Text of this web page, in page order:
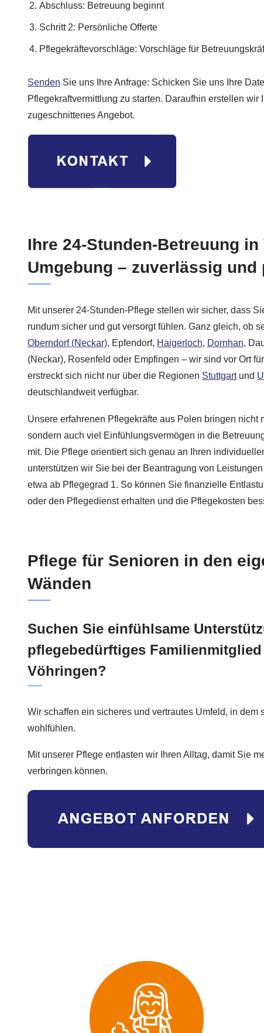
Abschluss: Betreuung beginnt
Schritt 2: Persönliche Offerte
Pflegekräftevorschläge: Vorschläge für
Senden Sie uns Ihre Anfrage: Schicken Sie uns Ihre
Pflegekraftvermittlung zu starten. Daraufhin erstellen wir
zugeschnittenes Angebot.
Ihre 24-Stunden-Betreuung
Umgebung – zuverlässig und
Mit unserer 24-Stunden-Pflege stellen wir sicher, dass
rundum sicher und gut versorgt fühlen. Ganz gleich, ob
Oberndorf (Neckar), Epfendorf, Haigerloch, Dornhan,
(Neckar), Rosenfeld oder Empfingen – wir sind vor Ort
erstreckt sich nicht nur über die Regionen Stuttgartund
deutschlandweit verfügbar.
Unsere erfahrenen Pflegekräfte aus Polen bringen nicht
sondern auch viel Einfühlungsvermögen in die
mit. Die Pflege orientiert sich genau an Ihren
unterstützen wir Sie bei der Beantragung von
etwa ab Pflegegrad 1. So können Sie finanzielle
oder den Pflegedienst erhalten und die Pflegekosten
Pflege für Senioren in den
Wänden
Suchen Sie einfühlsame
pflegebedürftiges Familienmitglied
Vöhringen?
Wir schaffen ein sicheres und vertrautes Umfeld, in dem
wohlfühlen.
Mit unserer Pflege entlasten wir Ihren Alltag, damit Sie
verbringen können.